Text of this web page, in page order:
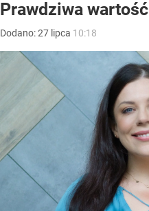
Prawdziwa
Dodano:27 lipca 10:18